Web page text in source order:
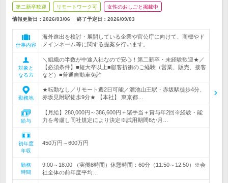
第二新卒歓迎 リモートワーク可 女性のおしごと掲載中
情報更新日：2026/03/06 終了予定日： 2026/09/03
仕事内容
海外進出を検討・展開している企業や官公庁に向けて、商標やド
メインネーム等に関する提案を行います。
対象と
なる方
＼組織の半数が中途入社なので安心！第二新卒・未経験歓迎★／
【必須条件】■短大卒以上■顧客折衝のご経験（営業、販売、接客
など）■普通自動車免許
勤務地
★転勤なし／リモート週2日可能／溜池山王駅・赤坂駅徒歩4分、
赤坂見附駅徒歩9分★ 【本社】 東京都…
給与
【月給】280,000円～386,600円＋諸手当＋賞与年2回※経験・能
力を考慮し同社規定により決定※試用期間6か月…
初年度
年収
450万円～600万円
勤務
時間
9:00～18:00 （実働8時間）休憩時間：60分（11:50～12:50）※会
社全体の前年度平均…